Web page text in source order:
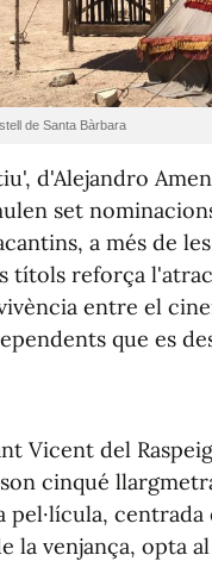
de Santa Bàrbara
d'Alejandro
set
a més de
títols reforça
entre el
que es
Vicent del
cinqué
pel·lícula,
la venjança, opta